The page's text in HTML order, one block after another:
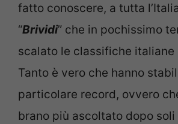
fatto conoscere, a tutta
“Brividi” che in pochissimo
scalato le classifiche italiane
Tanto è vero che hanno
particolare record, ovvero
brano più ascoltato dopo